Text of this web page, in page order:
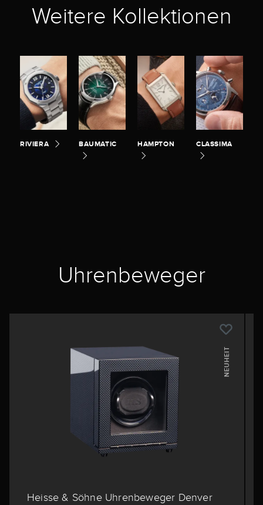
Weitere Kollektionen
RIVIERA BAUMATIC HAMPTON CLASSIMA
Uhrenbeweger
NEUHEIT
Heisse & Söhne Uhrenbeweger Denver